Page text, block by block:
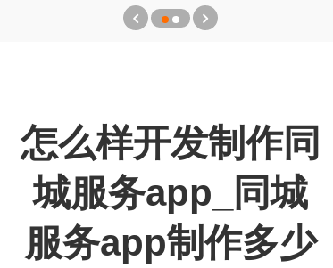
怎么样开发制作同
城服务app_同城
服务app制作多少